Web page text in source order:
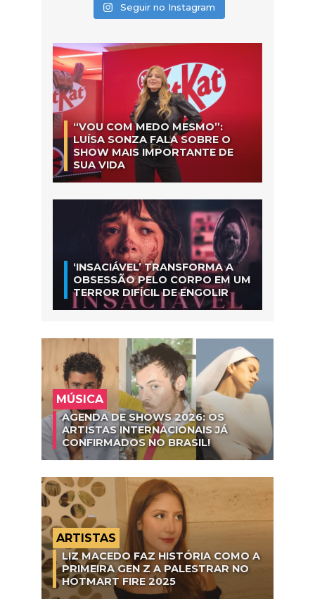
Seguir no Instagram
“VOU COM MEDO MESMO”:
LUÍSA SONZA FALA SOBRE O
SHOW MAIS IMPORTANTE DE
SUA VIDA
‘INSACIÁVEL’ TRANSFORMA A
OBSESSÃO PELO CORPO EM UM
TERROR DIFÍCIL DE ENGOLIR
MÚSICA
AGENDA DE SHOWS 2026: OS
ARTISTAS INTERNACIONAIS JÁ
CONFIRMADOS NO BRASIL!
ARTISTAS
LIZ MACEDO FAZ HISTÓRIA COMO A
PRIMEIRA GEN Z A PALESTRAR NO
HOTMART FIRE 2025